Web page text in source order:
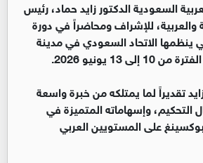
السعودية الدكتور زايد حماد، رئيس
والعربية، للإشراف ومحاضراً في دورة
ينظمها الاتحاد السعودي في مدينة
13 يونيو 2026.
تقديراً لما يمتلكه من خبرة واسعة
التحكيم، وإسهاماته المتميزة في
على المستويين العربي